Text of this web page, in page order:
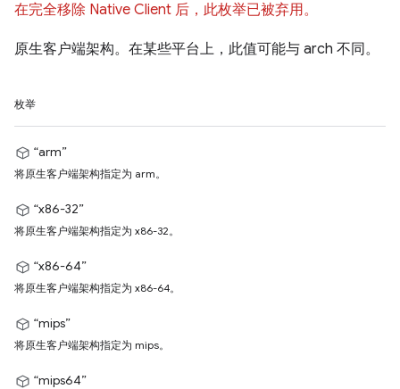
在完全移除 Native Client 后，此枚举已被弃用。
原生客户端架构。在某些平台上，此值可能与 arch 不同。
枚举
“arm”
将原生客户端架构指定为 arm。
“x86-32”
将原生客户端架构指定为 x86-32。
“x86-64”
将原生客户端架构指定为 x86-64。
“mips”
将原生客户端架构指定为 mips。
“mips64”